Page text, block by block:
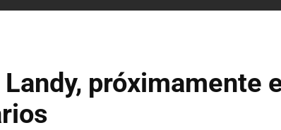
próximamente